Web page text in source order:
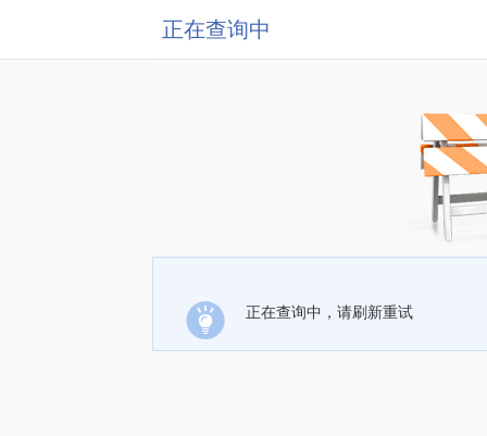
正在查询中
正在查询中，请刷新重试